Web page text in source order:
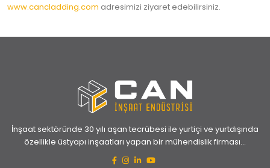
www.cancladding.com adresimizi ziyaret edebilirsiniz.
İnşaat sektöründe 30 yılı aşan tecrübesi ile yurtiçi ve yurtdışında
özellikle üstyapı inşaatları yapan bir mühendislik firması...